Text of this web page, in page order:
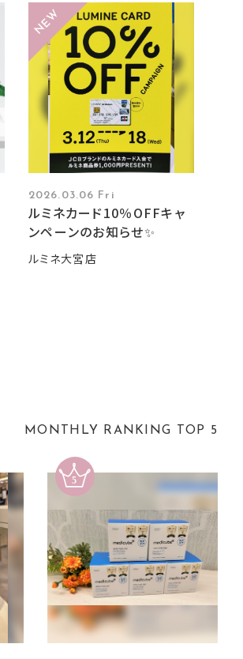
2026.03.06 Fri
ルミネカード10％OFFキャ
ンペーンのお知らせ✨
ルミネ大宮店
MONTHLY RANKING TOP 5